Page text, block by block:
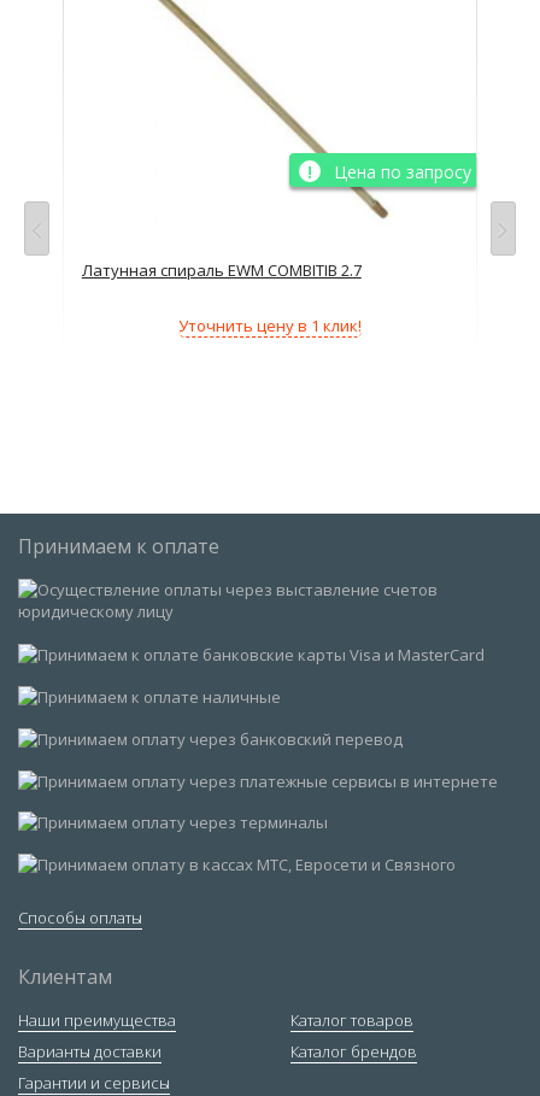
Цена по запросу
Латунная спираль EWM COMBITIB 2.7
Уточнить цену в 1 клик!
Принимаем к оплате
Способы оплаты
Клиентам
Наши преимущества
Варианты доставки
Гарантии и сервисы
Каталог товаров
Каталог брендов